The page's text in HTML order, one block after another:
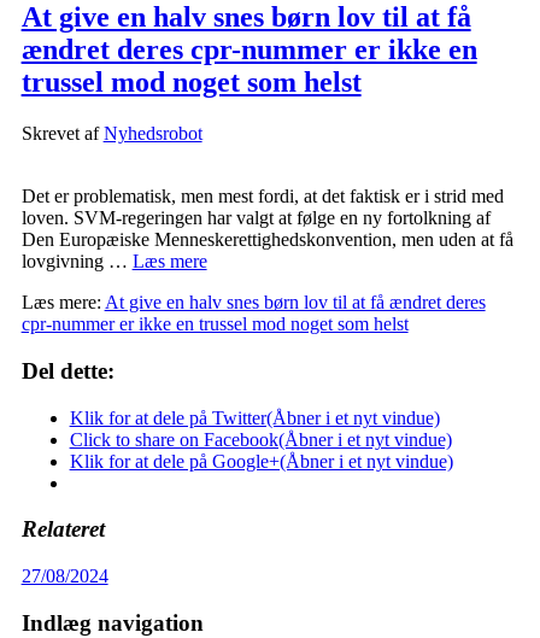
At give en halv snes børn lov til at få
ændret deres cpr-nummer er ikke en
trussel mod noget som helst
Skrevet afNyhedsrobot
Det er problematisk, men mest fordi, at det faktisk er i strid med
loven. SVM-regeringen har valgt at følge en ny fortolkning af
Den Europæiske Menneskerettighedskonvention, men uden at få
lovgivning … Læs mere
Læs mere: At give en halv snes børn lov til at få ændret deres
cpr-nummer er ikke en trussel mod noget som helst
Del dette:
Klik for at dele på Twitter(Åbner i et nyt vindue)
Click to share on Facebook(Åbner i et nyt vindue)
Klik for at dele på Google+(Åbner i et nyt vindue)
Relateret
27/08/2024
Indlæg navigation